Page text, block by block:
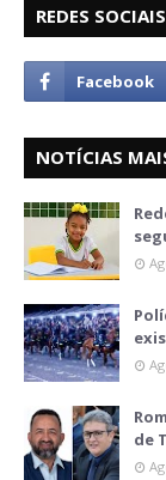
REDES SOCIAIS
NOTÍCIAS
de